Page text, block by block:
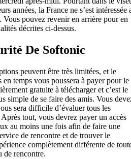
années, la France ne s’est intéressée
Vous pouvez revenir en arrière pour en
décrites ci-dessus.
De Softonic
peuvent être très limitées, et le
en temps vous poussera à payer pour le
gratuite à télécharger et c’est le
simple de se faire des amis. Vous
sera difficile d’évaluer tous les
tout, vous devrez payer un accès
au moins une fois afin de faire une
de rencontre et de trouver le
complètement différente de
de rencontre.